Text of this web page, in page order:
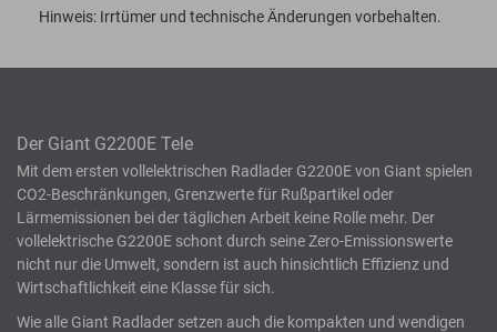
Hinweis: Irrtümer und technische Änderungen vorbehalten.
Der Giant G2200E Tele
Mit dem ersten vollelektrischen Radlader G2200E von Giant spielen
CO2-Beschränkungen, Grenzwerte für Rußpartikel oder
Lärmemissionen bei der täglichen Arbeit keine Rolle mehr. Der
vollelektrische G2200E schont durch seine Zero-Emissionswerte
nicht nur die Umwelt, sondern ist auch hinsichtlich Effizienz und
Wirtschaftlichkeit eine Klasse für sich.
Wie alle Giant Radlader setzen auch die kompakten und wendigen